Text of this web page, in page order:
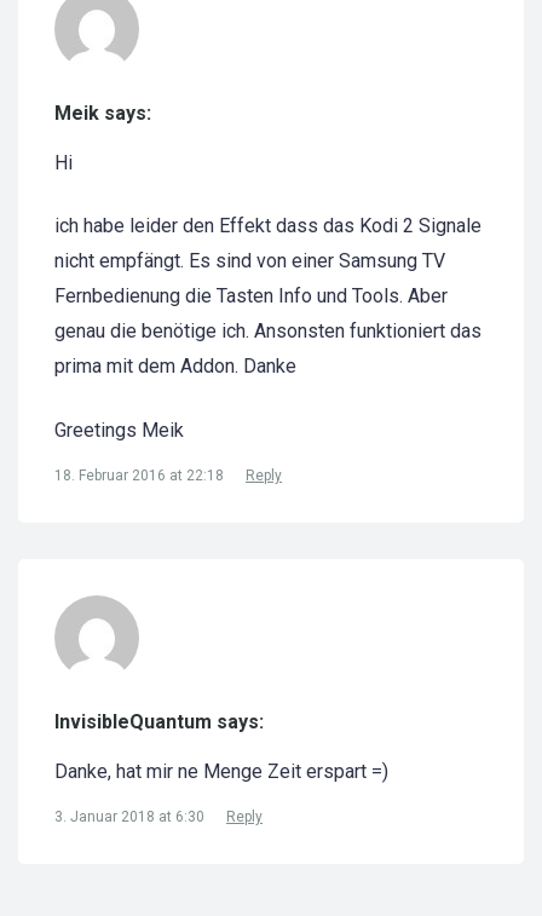
Meik says:
Hi
ich habe leider den Effekt dass das Kodi 2 Signale
nicht empfängt. Es sind von einer Samsung TV
Fernbedienung die Tasten Info und Tools. Aber
genau die benötige ich. Ansonsten funktioniert das
prima mit dem Addon. Danke
Greetings Meik
18. Februar 2016 at 22:18 Reply
InvisibleQuantum says:
Danke, hat mir ne Menge Zeit erspart =)
3. Januar 2018 at 6:30 Reply